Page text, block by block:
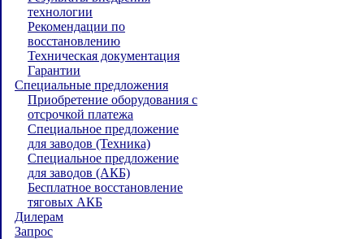
технологии
Рекомендации по
восстановлению
Техническая документация
Гарантии
Специальные предложения
Приобретение оборудования с
отсрочкой платежа
Специальное предложение
для заводов (Техника)
Специальное предложение
для заводов (АКБ)
Бесплатное восстановление
тяговых АКБ
Дилерам
Запрос